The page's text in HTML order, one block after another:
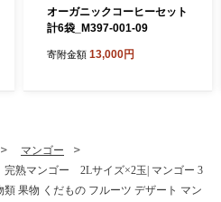
オーガニックコーヒーセット
計6袋_M397-001-09
寄附金額 13,000円
マンゴー
完熟マンゴー 2Lサイズ×2玉| マンゴー 3
果物 くだもの フルーツ デザート マン